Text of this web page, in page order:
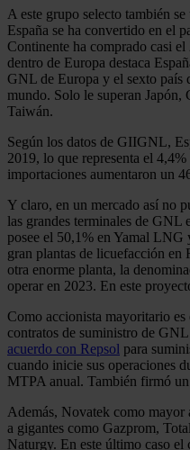
A este grupo selecto también
España se ha convertido en el
Continente ha comprado casi
dentro de Europa destaca
GNL de Europa y el sexto país
mundo. Solo le superan
Taiwán.
Según los datos de GIIGNL,
2019, lo que representa el
importaciones aumentaron un
Y claro, en un mercado así no
las grandes terminales de GNL
posee el 50,1% en Yamal
gran plantas de licuefacción en
otra enorme planta, la
operar en 2023. En este
Como accionista mayoritario
contratos de suministro de
acuerdo con Repsol para
cuando inicie sus operaciones
MTPA anual. También firmó
Además, Novatek como
a gigantes como Gazprom,
Naturgy. En este último caso el